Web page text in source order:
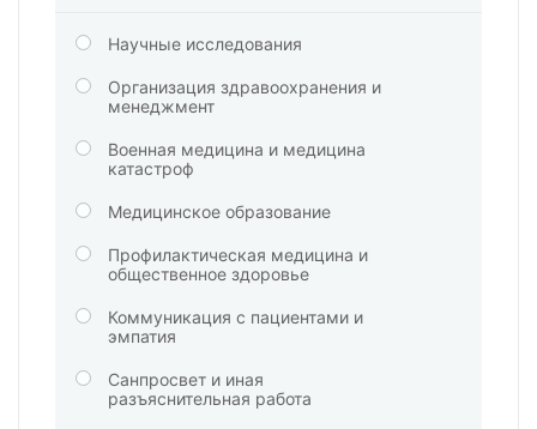
Научные исследования
Организация здравоохранения и
менеджмент
Военная медицина и медицина
катастроф
Медицинское образование
Профилактическая медицина и
общественное здоровье
Коммуникация с пациентами и
эмпатия
Санпросвет и иная
разъяснительная работа